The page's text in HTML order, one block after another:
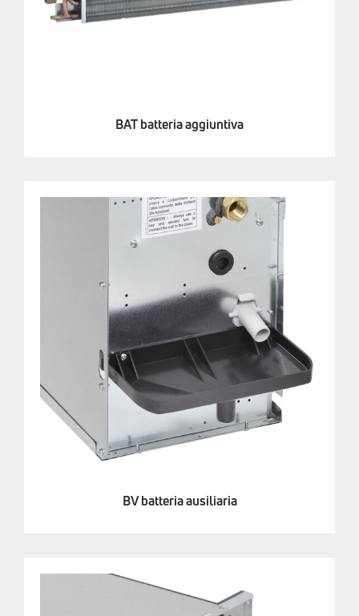
BAT batteria aggiuntiva
BV batteria ausiliaria